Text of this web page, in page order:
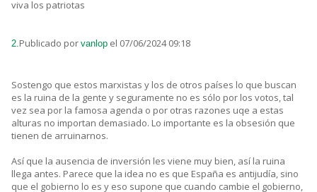
viva los patriotas
2.Publicado por vanlop el 07/06/2024 09:18
Sostengo que estos marxistas y los de otros países lo que buscan
es la ruina de la gente y seguramente no es sólo por los votos, tal
vez sea por la famosa agenda o por otras razones uqe a estas
alturas no importan demasiado. Lo importante es la obsesión que
tienen de arruinarnos.
Así que la ausencia de inversión les viene muy bien, así la ruina
llega antes. Parece que la idea no es que España es antijudía, sino
que el gobierno lo es y eso supone que cuando cambie el gobierno,